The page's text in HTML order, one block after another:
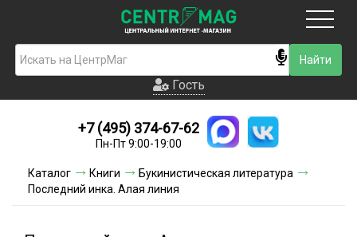
Гость
Новинки
Условия доставки
Гость
+7 (495) 374-67-62
Пн-Пт 9:00-19:00
Каталог Книги
Букинистическая литература
Последний инка. Алая линия